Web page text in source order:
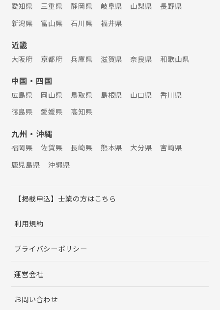
愛知県 三重県 静岡県 岐阜県 山梨県
長野県
新潟県
富山県 石川県 福井県
近畿
大阪府 京都府 兵庫県 滋賀県 奈良県 和歌山県
中国・四国
広島県 岡山県 鳥取県 島根県 山口県
香川県
徳島県
愛媛県 高知県
九州・沖縄
福岡県 佐賀県 長崎県 熊本県 大分県
宮崎県
鹿児島県
沖縄県
【掲載申込】士業の方はこちら
利用規約
プライバシーポリシー
運営会社
お問い合わせ